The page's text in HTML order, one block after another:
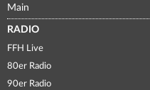
Main
RADIO
FFH Live
80er Radio
90er Radio